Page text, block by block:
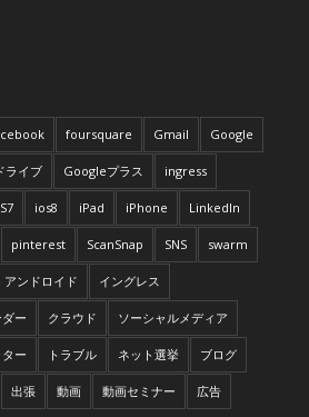
foursquare Gmail Google
ライブ Googleプラス ingress
ios8 iPad iPhone LinkedIn
pinterest ScanSnap SNS swarm
アンドロイド イングレス
ー クラウド ソーシャルメディア
ー トラブル ネット選挙 ブログ
出張 動画 動画セミナー 広告